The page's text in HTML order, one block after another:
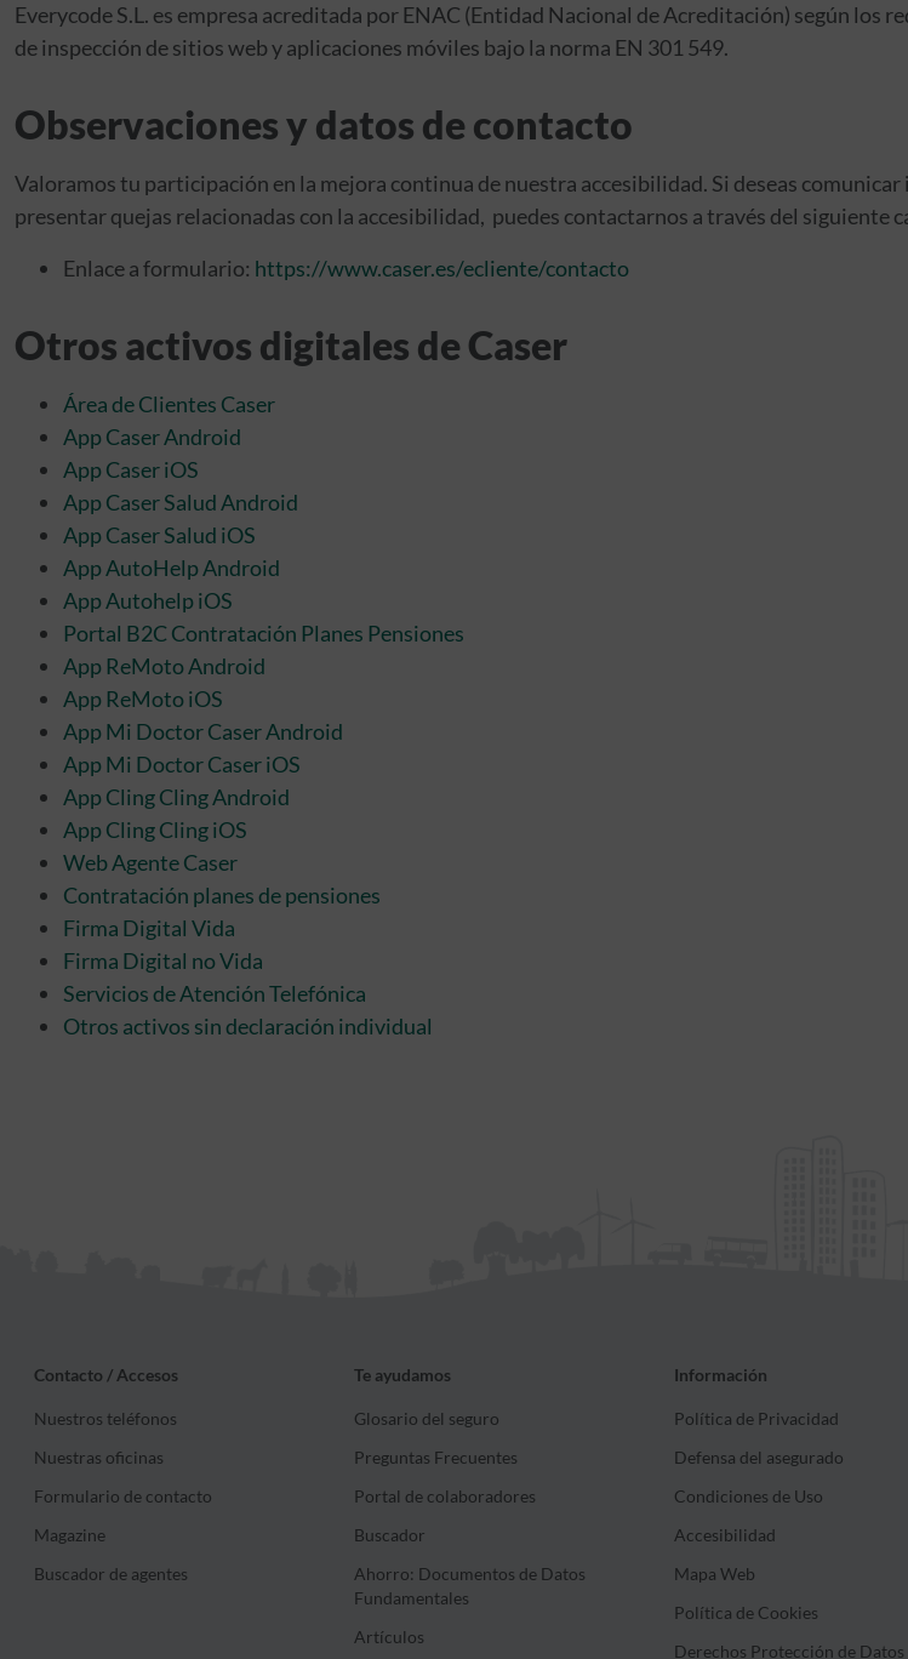
Everycode S.L. es empresa acreditada por ENAC (Entidad Nacional de Acreditación) según
de inspección de sitios web y aplicaciones móviles bajo la norma EN 301 549.
Observaciones y datos de contacto
Valoramos tu participación en la mejora continua de nuestra accesibilidad. Si deseas
presentar quejas relacionadas con la accesibilidad, puedes contactarnos a través del siguiente
Enlace a formulario: https://www.caser.es/ecliente/contacto
Otros activos digitales de Caser
Área de Clientes Caser
App Caser Android
App Caser iOS
App Caser Salud Android
App Caser Salud iOS
App AutoHelp Android
App Autohelp iOS
Portal B2C Contratación Planes Pensiones
App ReMoto Android
App ReMoto iOS
App Mi Doctor Caser Android
App Mi Doctor Caser iOS
App Cling Cling Android
App Cling Cling iOS
Web Agente Caser
Contratación planes de pensiones
Firma Digital Vida
Firma Digital no Vida
Servicios de Atención Telefónica
Otros activos sin declaración individual
Contacto / Accesos
Nuestros teléfonos
Nuestras oficinas
Formulario de contacto
Magazine
Buscador de agentes
Te ayudamos
Glosario del seguro
Preguntas Frecuentes
Portal de colaboradores
Buscador
Ahorro: Documentos de Datos
Fundamentales
Artículos
Información
Política de Privacidad
Defensa del asegurado
Condiciones de Uso
Accesibilidad
Mapa Web
Política de Cookies
Derechos Protección de Datos